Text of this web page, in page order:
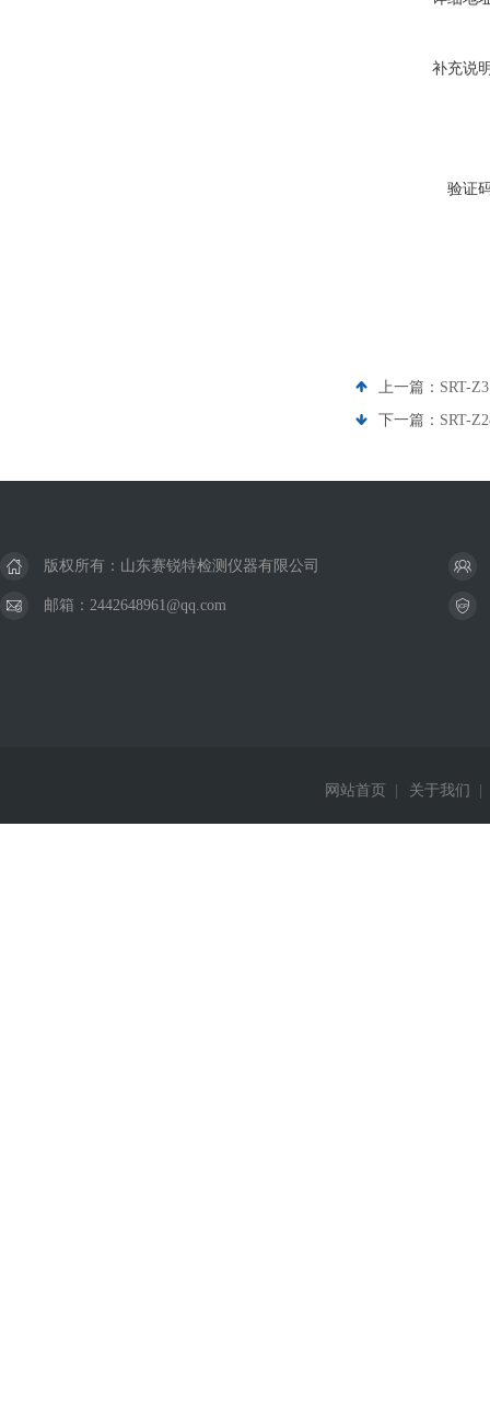
补充说
验证
上一篇： SRT-
下一篇： SRT-
版权所有：山东赛锐特检测仪器有限公司
邮箱：2442648961@qq.com
网站首页 关于我们